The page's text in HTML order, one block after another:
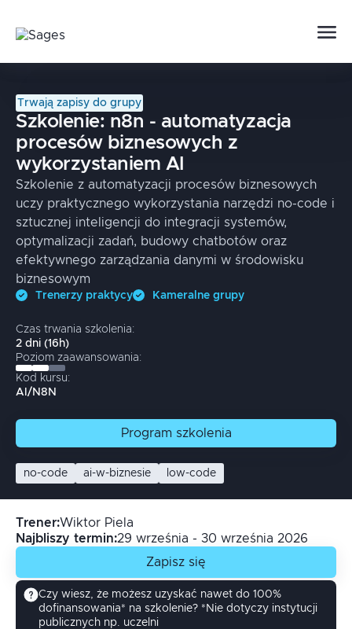
Trwają zapisy do grupy
Szkolenie: n8n - automatyzacja
procesów biznesowych z
wykorzystaniem AI
Szkolenie z automatyzacji procesów biznesowych
uczy praktycznego wykorzystania narzędzi no-code i
sztucznej inteligencji do integracji systemów,
optymalizacji zadań, budowy chatbotów oraz
efektywnego zarządzania danymi w środowisku
biznesowym
Trenerzy praktycy Kameralne grupy
Czas trwania szkolenia:
2 dni (16 h)
Poziom zaawansowania:
Kod kursu:
AI/N8N
Program szkolenia
no-code ai-w-biznesie low-code
Trener:Wiktor Piela
Najbliszy termin:29 września - 30 września 2026
Zapisz się
Czy wiesz, że możesz uzyskać nawet do 100%
dofinansowania* na szkolenie? *Nie dotyczy instytucji
publicznych np. uczelni